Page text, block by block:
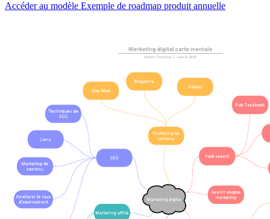
Accéder au modèle Exemple de roadmap produit annuelle